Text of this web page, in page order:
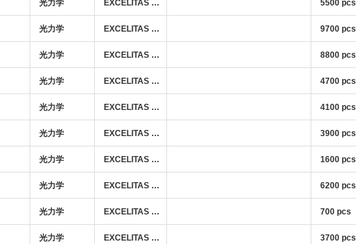
光力学 EXCELITAS TECHNOLOGIES 5500 pcs
光力学 EXCELITAS TECHNOLOGIES 9700 pcs
光力学 EXCELITAS TECHNOLOGIES 8800 pcs
光力学 EXCELITAS TECHNOLOGIES 4700 pcs
光力学 EXCELITAS TECHNOLOGIES 4100 pcs
光力学 EXCELITAS TECHNOLOGIES 3900 pcs
光力学 EXCELITAS TECHNOLOGIES 1600 pcs
光力学 EXCELITAS TECHNOLOGIES 6200 pcs
光力学 EXCELITAS TECHNOLOGIES 700 pcs
光力学 EXCELITAS TECHNOLOGIES 3700 pcs